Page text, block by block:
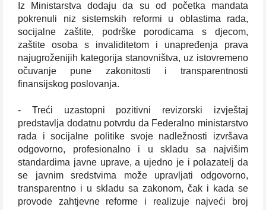
Iz Ministarstva dodaju da su od početka mandata
pokrenuli niz sistemskih reformi u oblastima rada,
socijalne zaštite, podrške porodicama s djecom,
zaštite osoba s invaliditetom i unapređenja prava
najugroženijih kategorija stanovništva, uz istovremeno
očuvanje pune zakonitosti i transparentnosti
finansijskog poslovanja.
- Treći uzastopni pozitivni revizorski izvještaj
predstavlja dodatnu potvrdu da Federalno ministarstvo
rada i socijalne politike svoje nadležnosti izvršava
odgovorno, profesionalno i u skladu sa najvišim
standardima javne uprave, a ujedno je i polazatelj da
se javnim sredstvima može upravljati odgovorno,
transparentno i u skladu sa zakonom, čak i kada se
provode zahtjevne reforme i realizuje najveći broj